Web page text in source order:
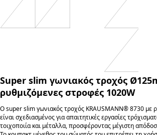
Super slim γωνιακός τροχός
ρυθμιζόμενες στροφές 1020W
Ο super slim γωνιακός τροχός KRAUSMANN® 8730 με
είναι σχεδιασμένος για απαιτητικές εργασίες
τοιχοποιία και μέταλλα, προσφέροντας μέγιστη